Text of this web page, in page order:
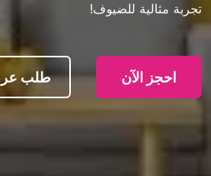
للضيوف!
طلب عرض توضيحي